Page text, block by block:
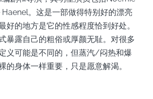
。这是一部做得特别好的漂亮
好的地方是它的性感程度恰到好处。
暴露自己的粗俗或厚颜无耻。对很多
义可能是不同的，但蒸汽/闷热和爆
的身体一样重要，只是愿意解渴。